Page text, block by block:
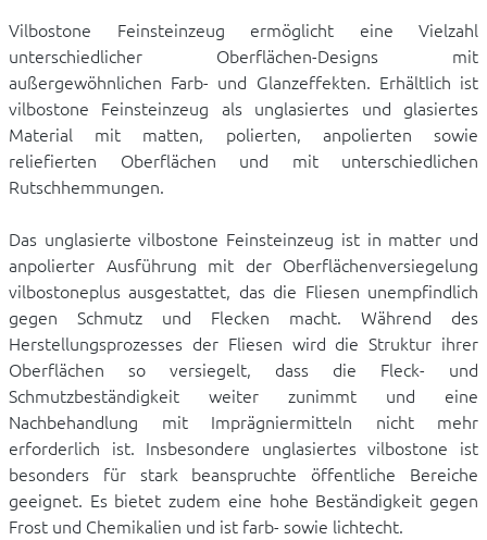
Vilbostone Feinsteinzeug ermöglicht eine Vielzahl
unterschiedlicher Oberflächen-Designs mit
außergewöhnlichen Farb- und Glanzeffekten. Erhältlich ist
vilbostone Feinsteinzeug als unglasiertes und glasiertes
Material mit matten, polierten, anpolierten sowie
reliefierten Oberflächen und mit unterschiedlichen
Rutschhemmungen.
Das unglasierte vilbostone Feinsteinzeug ist in matter und
anpolierter Ausführung mit der Oberflächenversiegelung
vilbostoneplus ausgestattet, das die Fliesen unempfindlich
gegen Schmutz und Flecken macht. Während des
Herstellungsprozesses der Fliesen wird die Struktur ihrer
Oberflächen so versiegelt, dass die Fleck- und
Schmutzbeständigkeit weiter zunimmt und eine
Nachbehandlung mit Imprägniermitteln nicht mehr
erforderlich ist. Insbesondere unglasiertes vilbostone ist
besonders für stark beanspruchte öffentliche Bereiche
geeignet. Es bietet zudem eine hohe Beständigkeit gegen
Frost und Chemikalien und ist farb- sowie lichtecht.